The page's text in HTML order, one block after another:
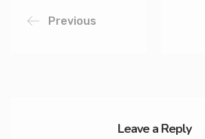
Previous
Leave a Reply